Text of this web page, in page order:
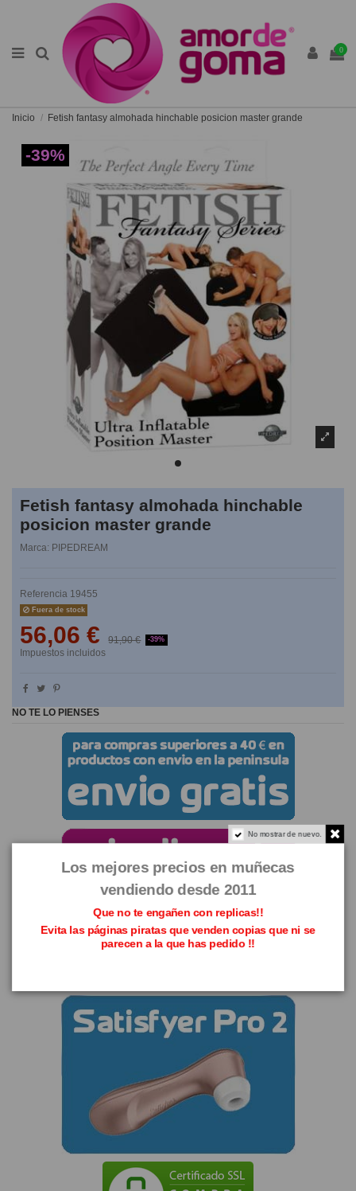
0
Inicio Fetish fantasy almohada hinchable posicion master grande
-39%
Fetish fantasy almohada hinchable
posicion master grande
Marca: PIPEDREAM
Referencia 19455
Fuera de stock
56,06 € 91,90 € -39%
Impuestos incluidos
NO TE LO PIENSES
No mostrar de nuevo.
Los mejores precios en muñecas
vendiendo desde 2011
Que no te engañen con replicas!!
Evita las páginas piratas que venden copias que ni se
parecen a la que has pedido !!